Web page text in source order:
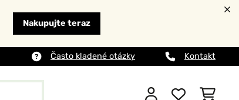
Nakupujte teraz
Často kladené otázky Kontakt